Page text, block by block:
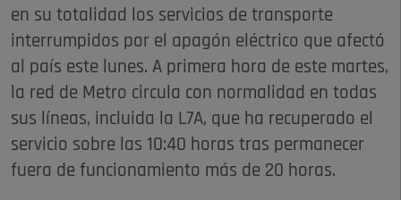
en su totalidad los servicios de transporte
interrumpidos por el apagón eléctrico que afectó
al país este lunes. A primera hora de este martes,
la red de Metro circula con normalidad en todas
sus líneas, incluida la L7A, que ha recuperado el
servicio sobre las 10:40 horas tras permanecer
fuera de funcionamiento más de 20 horas.